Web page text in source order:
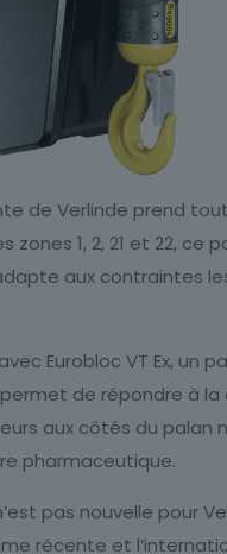
de Verlinde prend
1, 2, 21 et 22,
aux
Eurobloc VT Ex, un
permet de répondre à la
aux côtés du palan
pharmaceutique.
pas nouvelle pour
récente et